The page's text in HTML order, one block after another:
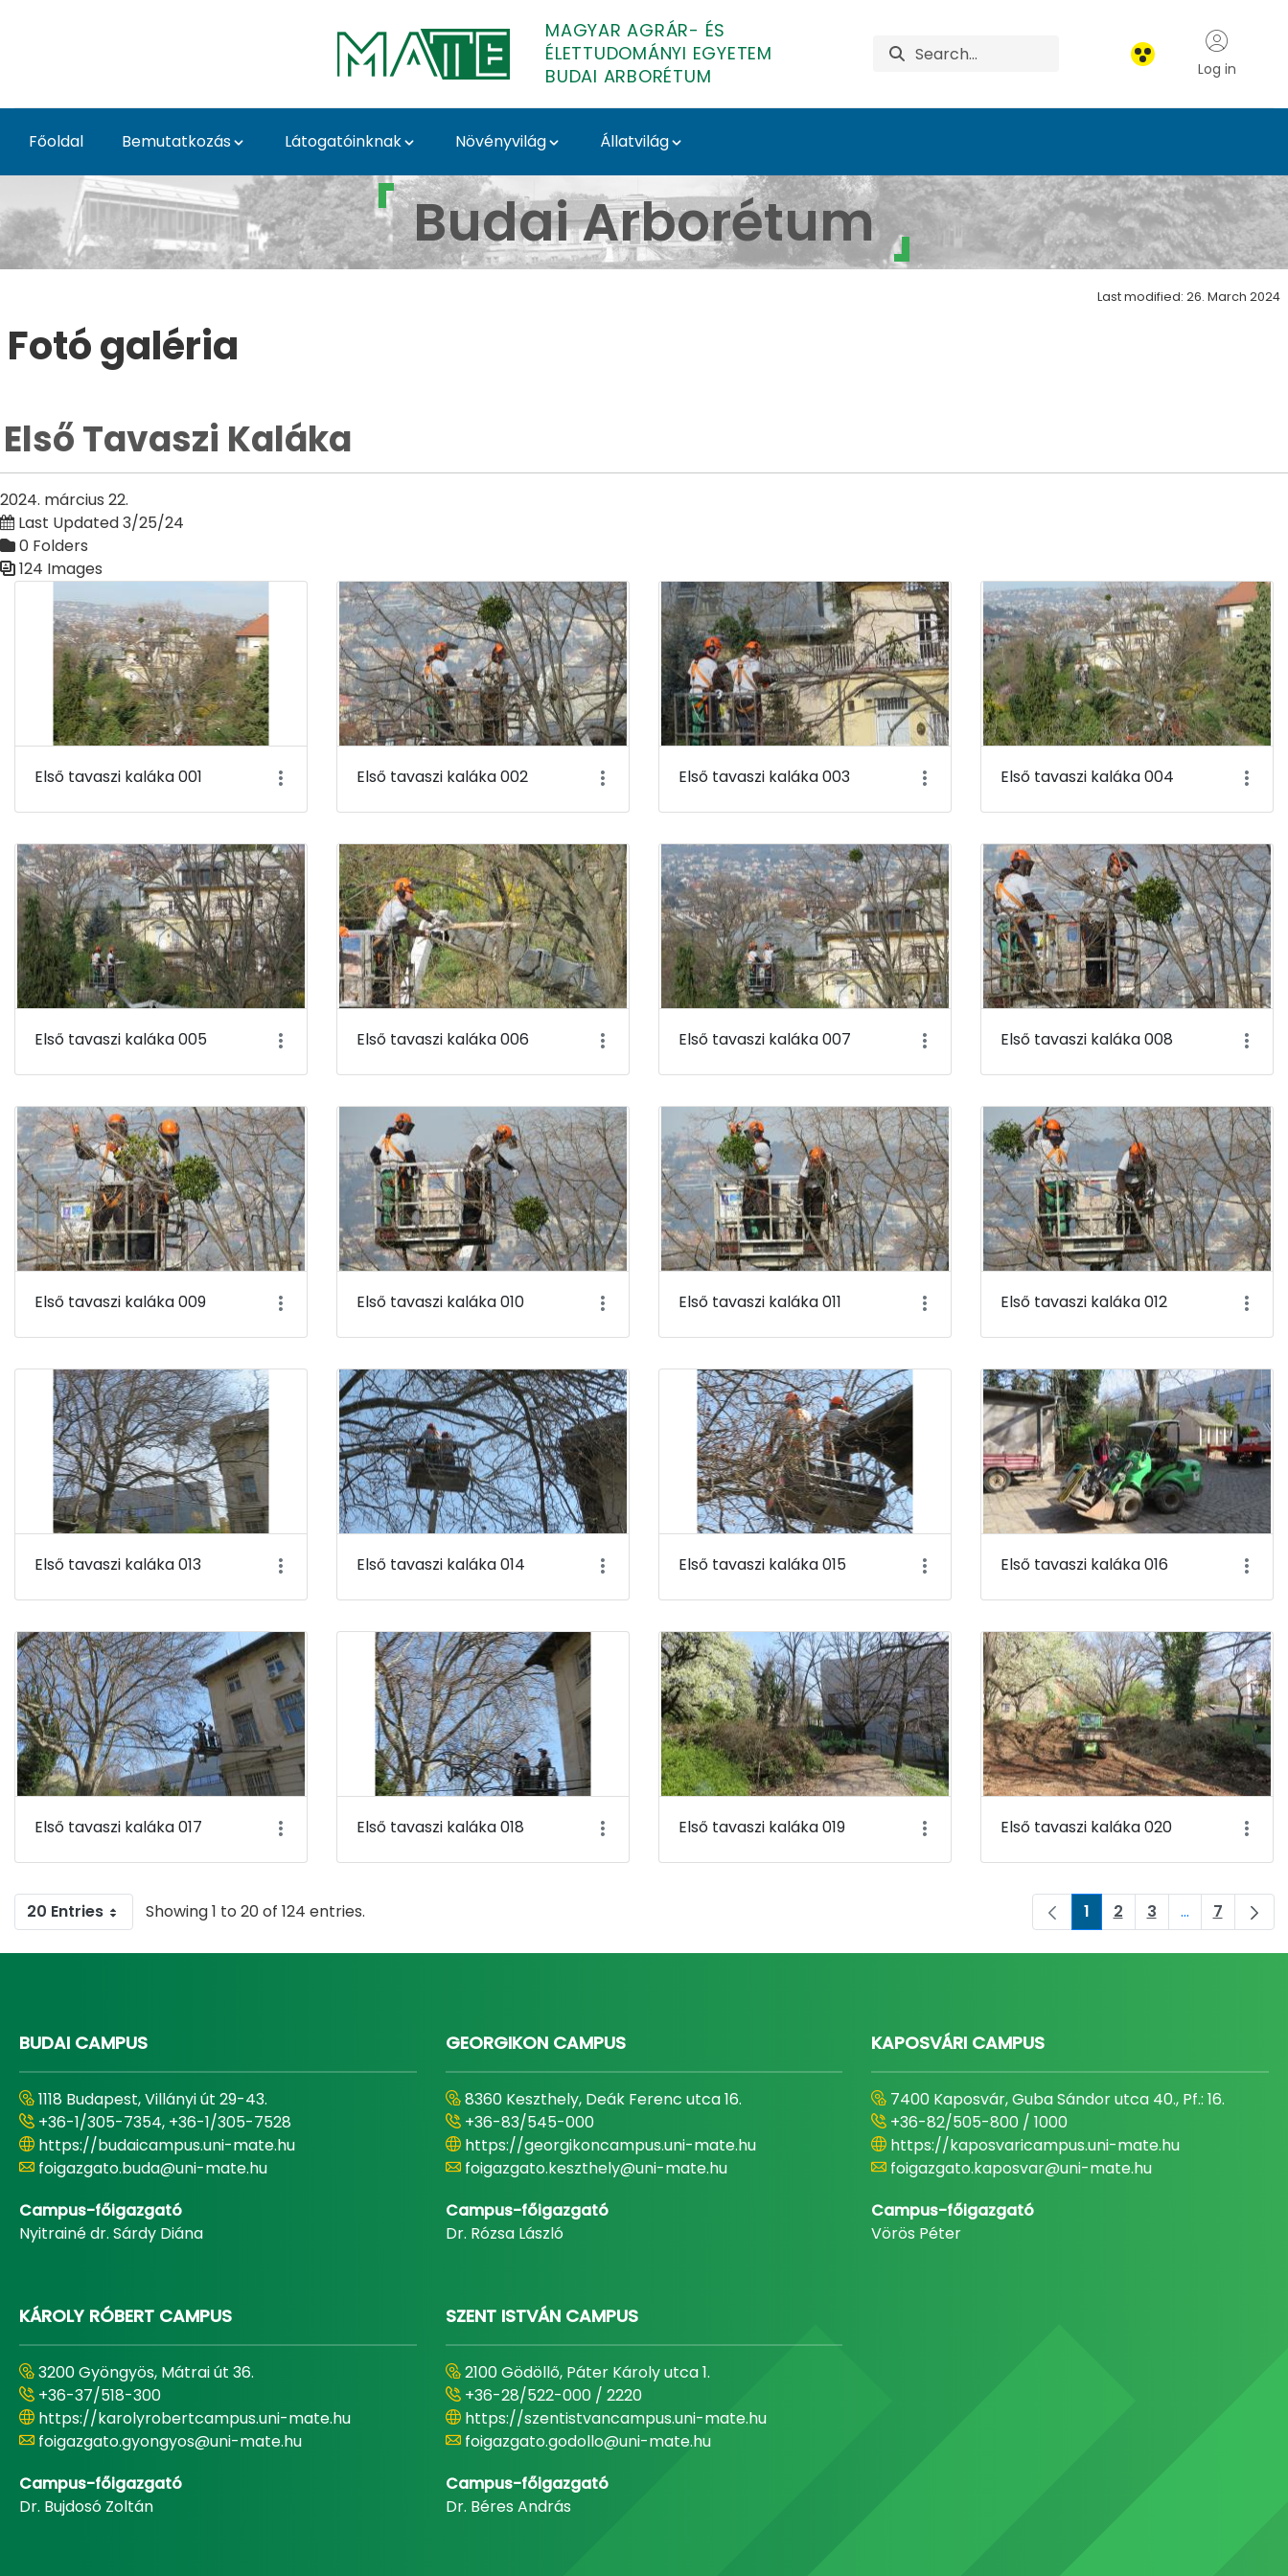
MAGYAR AGRÁR- ÉS
ÉLETTUDOMÁNYI EGYETEM
BUDAI ARBORÉTUM
Log in
Főoldal Bemutatkozás Látogatóinknak Növényvilág Állatvilág
Első Tavaszi Kaláka - Galéria - első tavaszi kaláka - Budai
Budai Arborétum
Last modified: 26. March 2024
Fotó galéria
Első Tavaszi Kaláka
2024. március 22.
Last Updated 3/25/24
0 Folders
124 Images
Első tavaszi kaláka 001 Első tavaszi kaláka 002 Első tavaszi kaláka 003 Első tavaszi kaláka 004
Első tavaszi kaláka 005 Első tavaszi kaláka 006 Első tavaszi kaláka 007 Első tavaszi kaláka 008
Első tavaszi kaláka 009 Első tavaszi kaláka 010 Első tavaszi kaláka 011 Első tavaszi kaláka 012
Első tavaszi kaláka 013 Első tavaszi kaláka 014 Első tavaszi kaláka 015 Első tavaszi kaláka 016
Első tavaszi kaláka 017 Első tavaszi kaláka 018 Első tavaszi kaláka 019 Első tavaszi kaláka 020
20 Entries Showing 1 to 20 of 124 entries. Page
1 Page
2 Page
3 ...Intermediate
Page
7
BUDAI CAMPUS
1118 Budapest, Villányi út 29-43.
+36-1/305-7354, +36-1/305-7528
https://budaicampus.uni-mate.hu
foigazgato.buda@uni-mate.hu
Campus-főigazgató
Nyitrainé dr. Sárdy Diána
GEORGIKON CAMPUS
8360 Keszthely, Deák Ferenc utca 16.
+36-83/545-000
https://georgikoncampus.uni-mate.hu
foigazgato.keszthely@uni-mate.hu
Campus-főigazgató
Dr. Rózsa László
KAPOSVÁRI CAMPUS
7400 Kaposvár, Guba Sándor utca 40., Pf.: 16.
+36-82/505-800 / 1000
https://kaposvaricampus.uni-mate.hu
foigazgato.kaposvar@uni-mate.hu
Campus-főigazgató
Vörös Péter
KÁROLY RÓBERT CAMPUS
3200 Gyöngyös, Mátrai út 36.
+36-37/518-300
https://karolyrobertcampus.uni-mate.hu
foigazgato.gyongyos@uni-mate.hu
Campus-főigazgató
Dr. Bujdosó Zoltán
SZENT ISTVÁN CAMPUS
2100 Gödöllő, Páter Károly utca 1.
+36-28/522-000 / 2220
https://szentistvancampus.uni-mate.hu
foigazgato.godollo@uni-mate.hu
Campus-főigazgató
Dr. Béres András